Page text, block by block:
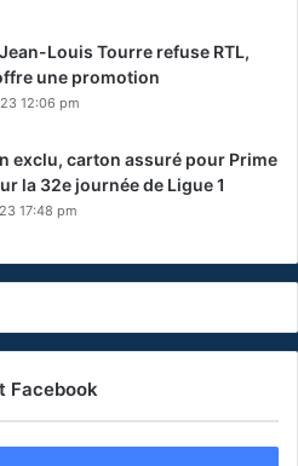
Louis Tourre refuse RTL,
une promotion
12:06 pm
exclu, carton assuré pour Prime
la 32e journée de Ligue 1
17:48 pm
Facebook